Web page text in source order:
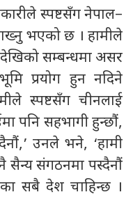
स्पष्टसँग नेपाल–
भएको छ । हामीले
सम्बन्धमा असर
प्रयोग हुन नदिने
स्पष्टसँग चीनलाई
पनि सहभागी हुन्छौं,
उनले भने, ‘हामी
सैन्य संगठनमा पस्दैनौं
सबै देश चाहिन्छ ।